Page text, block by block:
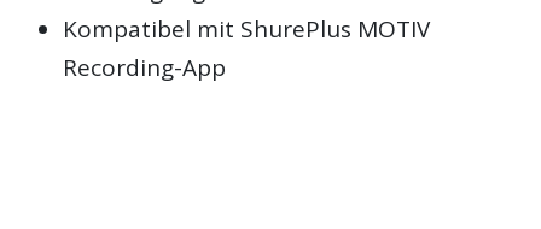
Kompatibel mit ShurePlus MOTIV
Recording-App